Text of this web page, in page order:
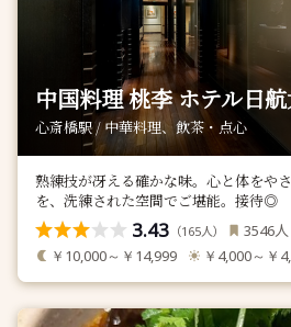
中国料理 桃李 ホテル日
心斎橋駅 / 中華料理、飲茶・点心
熟練技が冴える確かな味。心と体をや
を、洗練された空間でご堪能。接待◎
3.43 （165人） 3546人
￥10,000～￥14,999 ￥4,000～￥